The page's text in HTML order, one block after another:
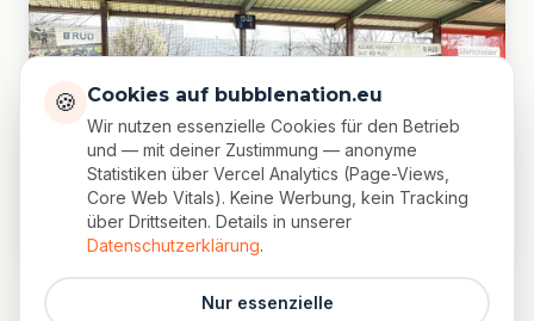
Teil 1 · 60 Minuten
der Eisbrecher zum Start
🍪 Cookies auf bubblenation.eu
Wir nutzen essenzielle Cookies für den Betrieb
und — mit deiner Zustimmung — anonyme
Statistiken über Vercel Analytics (Page-Views,
Core Web Vitals). Keine Werbung, kein Tracking
über Drittseiten. Details in unserer
Datenschutzerklärung.
Nur essenzielle